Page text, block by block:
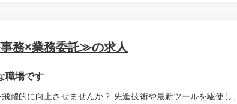
務×業務委託≫の求人
職場です
躍的に向上させませんか？ 先進技術や最新ツールを駆使し、